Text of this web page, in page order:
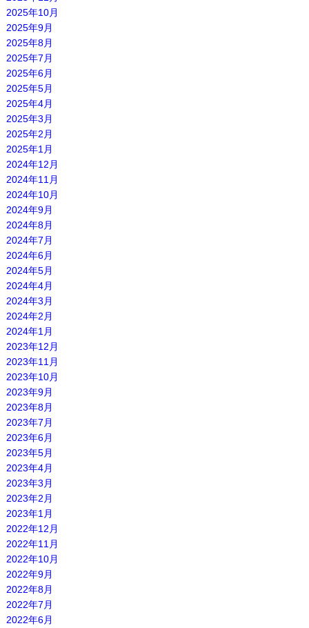
2025年10月
2025年9月
2025年8月
2025年7月
2025年6月
2025年5月
2025年4月
2025年3月
2025年2月
2025年1月
2024年12月
2024年11月
2024年10月
2024年9月
2024年8月
2024年7月
2024年6月
2024年5月
2024年4月
2024年3月
2024年2月
2024年1月
2023年12月
2023年11月
2023年10月
2023年9月
2023年8月
2023年7月
2023年6月
2023年5月
2023年4月
2023年3月
2023年2月
2023年1月
2022年12月
2022年11月
2022年10月
2022年9月
2022年8月
2022年7月
2022年6月